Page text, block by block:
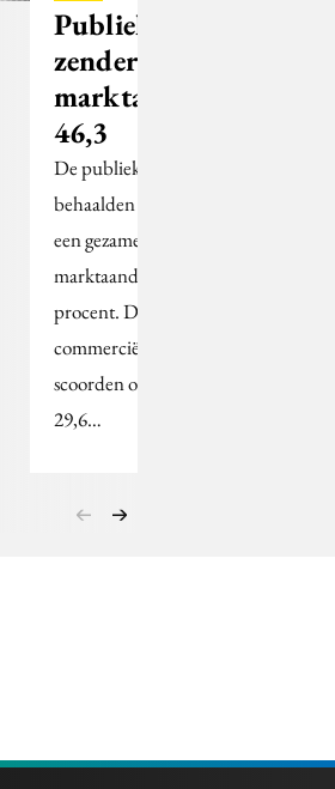
Publieke
zenders op
marktaandeel
46,3
De publieke zenders
behaalden in week 35
een gezamenlijk
marktaandeel van 46,3
procent. De
commerciële zenders
scoorden opgeteld
29,6…